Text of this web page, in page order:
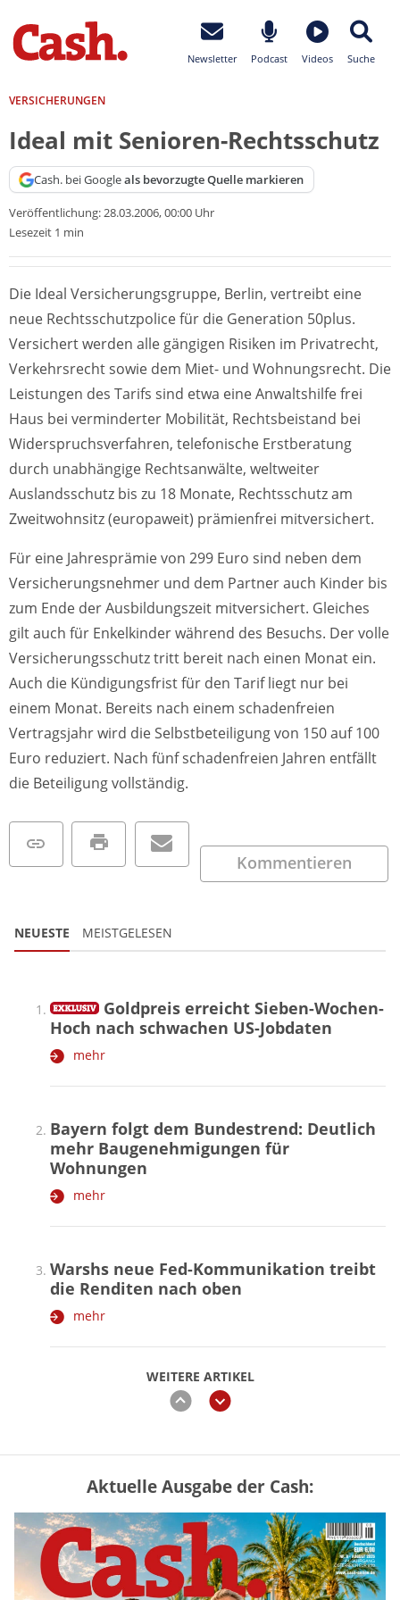
Newsletter Podcast Videos Suche
VERSICHERUNGEN
Ideal mit Senioren-Rechtsschutz
Cash. bei Googleals bevorzugte Quelle markieren
Veröffentlichung:28.03.2006, 00:00 Uhr
Lesezeit 1 min
Die Ideal Versicherungsgruppe, Berlin, vertreibt eine
neue Rechtsschutzpolice für die Generation 50plus.
Versichert werden alle gängigen Risiken im Privatrecht,
Verkehrsrecht sowie dem Miet- und Wohnungsrecht. Die
Leistungen des Tarifs sind etwa eine Anwaltshilfe frei
Haus bei verminderter Mobilität, Rechtsbeistand bei
Widerspruchsverfahren, telefonische Erstberatung
durch unabhängige Rechtsanwälte, weltweiter
Auslandsschutz bis zu 18 Monate, Rechtsschutz am
Zweitwohnsitz (europaweit) prämienfrei mitversichert.
Für eine Jahresprämie von 299 Euro sind neben dem
Versicherungsnehmer und dem Partner auch Kinder bis
zum Ende der Ausbildungszeit mitversichert. Gleiches
gilt auch für Enkelkinder während des Besuchs. Der volle
Versicherungsschutz tritt bereit nach einen Monat ein.
Auch die Kündigungsfrist für den Tarif liegt nur bei
einem Monat. Bereits nach einem schadenfreien
Vertragsjahr wird die Selbstbeteiligung von 150 auf 100
Euro reduziert. Nach fünf schadenfreien Jahren entfällt
die Beteiligung vollständig.
Kommentieren
NEUESTE MEISTGELESEN
WEITERE ARTIKEL
zurückweiter
Goldpreis erreicht Sieben-Wochen-
Hoch nach schwachen US-Jobdaten
mehr
Bayern folgt dem Bundestrend: Deutlich
mehr Baugenehmigungen für
Wohnungen
mehr
Warshs neue Fed-Kommunikation treibt
die Renditen nach oben
mehr
Vermieter-Zutritt: Wann Mieter
die Wohnung öffnen müssen
mehr
Aktuelle Ausgabe der Cash: